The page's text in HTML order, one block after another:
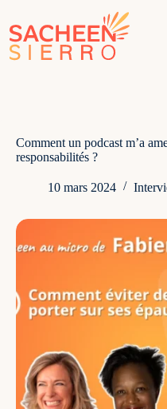
contenu
Comment un podcast m’a
responsabilités ?
10 mars 2024